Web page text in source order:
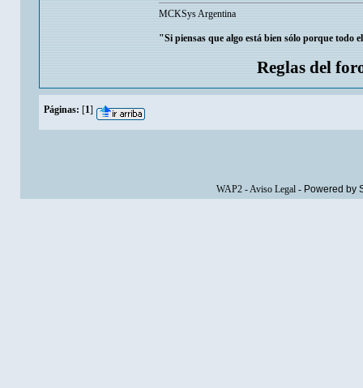
MCKSys Argentina
"Si piensas que algo está bien sólo porque todo
Reglas del
Páginas: [1]
WAP2-Aviso Legal- Powered by